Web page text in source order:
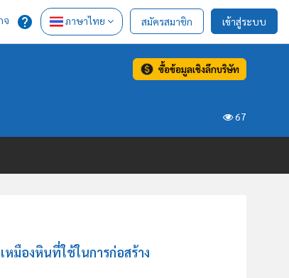
จ ภาษาไทย สมัครสมาชิก เข้าสู่ระบบ
ซื้อข้อมูลเชิงลึกบริษัท
67
มืองหินที่ใช้ในการก่อสร้าง